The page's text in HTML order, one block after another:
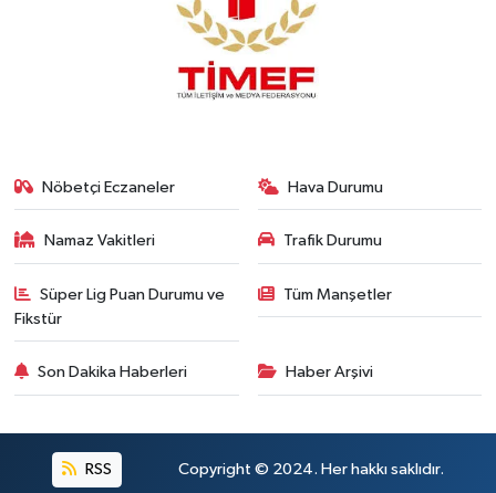
Nöbetçi Eczaneler Hava Durumu
Namaz Vakitleri Trafik Durumu
Süper Lig Puan Durumu ve
Fikstür
Tüm Manşetler
Son Dakika Haberleri Haber Arşivi
RSS Copyright © 2024. Her hakkı saklıdır.